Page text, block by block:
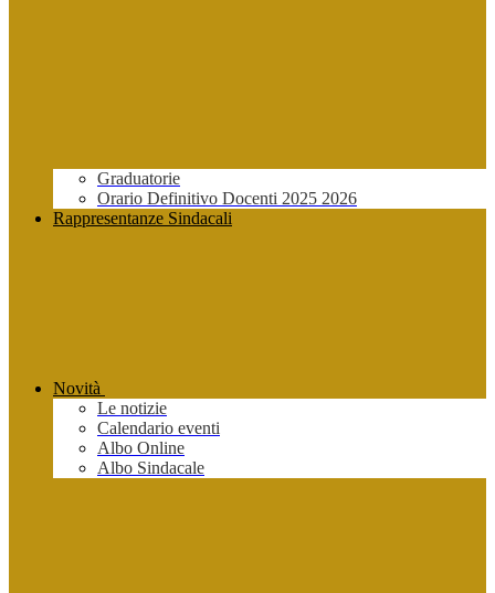
Graduatorie
Orario Definitivo Docenti 2025 2026
Rappresentanze Sindacali
Novità
Le notizie
Calendario eventi
Albo Online
Albo Sindacale